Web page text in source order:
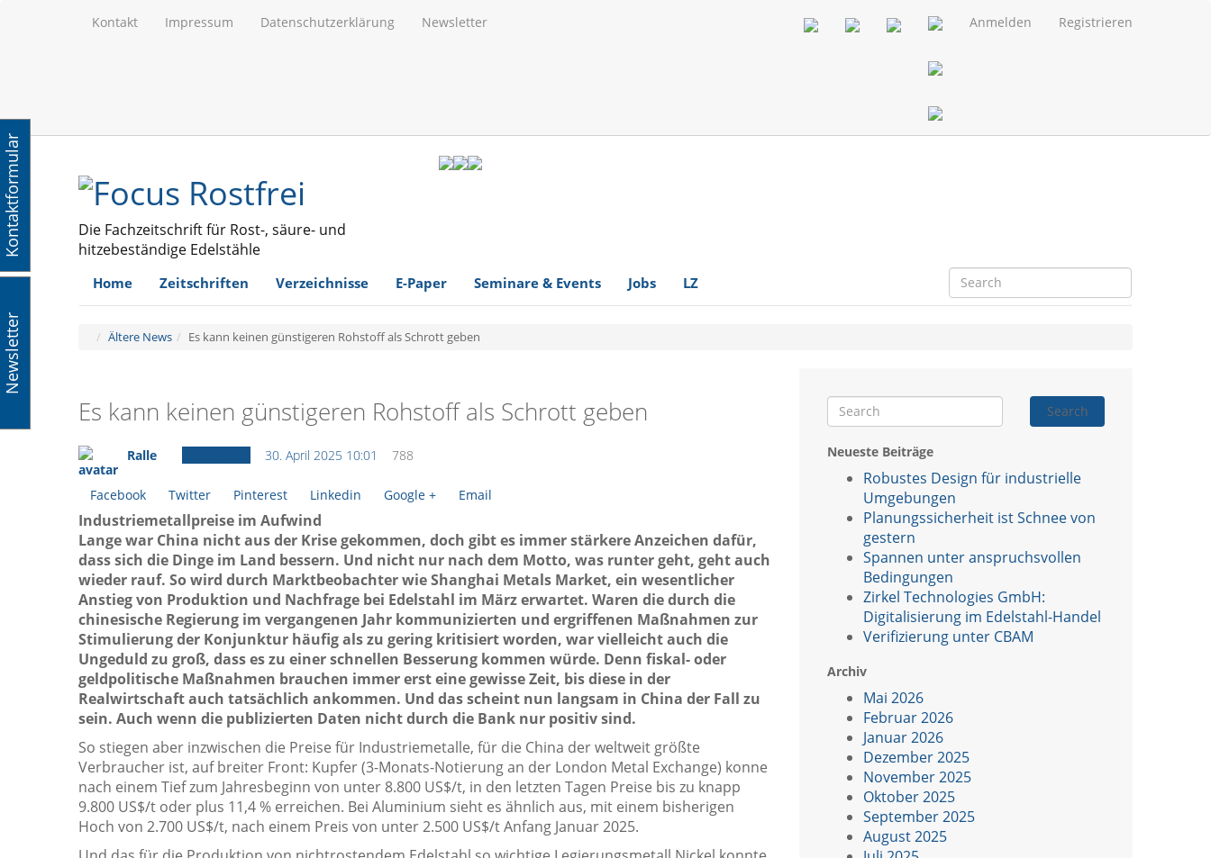
Kontakt Impressum Datenschutzerklärung Newsletter Anmelden Registrieren
Die Fachzeitschrift für Rost-, säure- und
hitzebeständige Edelstähle
Home Zeitschriften Verzeichnisse E-Paper Seminare & Events Jobs LZ
Ältere News Es kann keinen günstigeren Rohstoff als Schrott geben
Es kann keinen günstigeren Rohstoff als Schrott geben
Ralle 30. April 2025 10:01 788
Facebook Twitter Pinterest Linkedin Google + Email
Industriemetallpreise im Aufwind
Lange war China nicht aus der Krise gekommen, doch gibt es immer stärkere Anzeichen dafür,
dass sich die Dinge im Land bessern. Und nicht nur nach dem Motto, was runter geht, geht auch
wieder rauf. So wird durch Marktbeobachter wie Shanghai Metals Market, ein wesentlicher
Anstieg von Produktion und Nachfrage bei Edelstahl im März erwartet. Waren die durch die
chinesische Regierung im vergangenen Jahr kommunizierten und ergriffenen Maßnahmen zur
Stimulierung der Konjunktur häufig als zu gering kritisiert worden, war vielleicht auch die
Ungeduld zu groß, dass es zu einer schnellen Besserung kommen würde. Denn fiskal- oder
geldpolitische Maßnahmen brauchen immer erst eine gewisse Zeit, bis diese in der
Realwirtschaft auch tatsächlich ankommen. Und das scheint nun langsam in China der Fall zu
sein. Auch wenn die publizierten Daten nicht durch die Bank nur positiv sind.
So stiegen aber inzwischen die Preise für Industriemetalle, für die China der weltweit größte
Verbraucher ist, auf breiter Front: Kupfer (3-Monats-Notierung an der London Metal Exchange) konne
nach einem Tief zum Jahresbeginn von unter 8.800 US$/t, in den letzten Tagen Preise bis zu knapp
9.800 US$/t oder plus 11,4 % erreichen. Bei Aluminium sieht es ähnlich aus, mit einem bisherigen
Hoch von 2.700 US$/t, nach einem Preis von unter 2.500 US$/t Anfang Januar 2025.
Search
Neueste Beiträge
Robustes Design für industrielle
Umgebungen
Planungssicherheit ist Schnee von
gestern
Spannen unter anspruchsvollen
Bedingungen
Zirkel Technologies GmbH:
Digitalisierung im Edelstahl-Handel
Verifizierung unter CBAM
Archiv
Mai 2026
Februar 2026
Januar 2026
Dezember 2025
November 2025
Oktober 2025
September 2025
August 2025
Newsletter
Kontaktformular